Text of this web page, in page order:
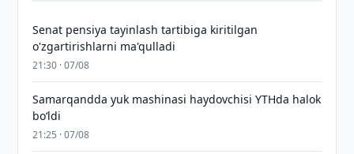
Senat pensiya tayinlash tartibiga kiritilgan
o'zgartirishlarni ma'qulladi
21:30 · 07/08
Samarqandda yuk mashinasi haydovchisi YTHda halok
bo‘ldi
21:25 · 07/08